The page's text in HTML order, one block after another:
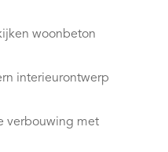
woonbeton
interieurontwerp
verbouwing met